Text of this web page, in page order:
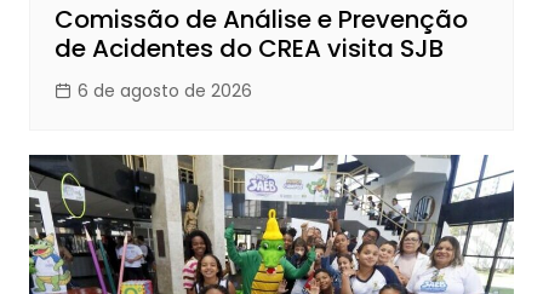
Comissão de Análise e Prevenção
de Acidentes do CREA visita SJB
6 de agosto de 2026